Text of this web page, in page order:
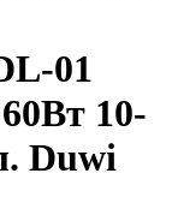
01
10-
Duwi